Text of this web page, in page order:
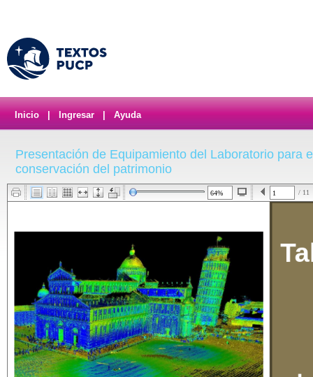
Inicio Ingresar Ayuda
Presentación de Equipamiento del Laboratorio para
conservación del patrimonio
/ 11